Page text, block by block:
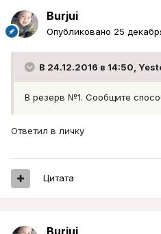
Burjui
Опубликовано 25
В 24.12.2016 в 14:50,
В резерв №1. Сообщите
Ответил в личку
Цитата